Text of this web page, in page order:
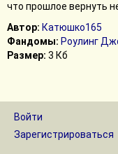
что прошлое вернуть
Автор: Катюшко165
Фандомы: Роулинг
Размер: 3 Кб
Войти
Зарегистрироваться